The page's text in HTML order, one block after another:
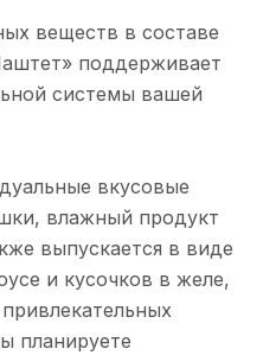
веществ в составе
поддерживает
системы вашей
вкусовые
влажный продукт
выпускается в виде
и кусочков в желе,
планируете